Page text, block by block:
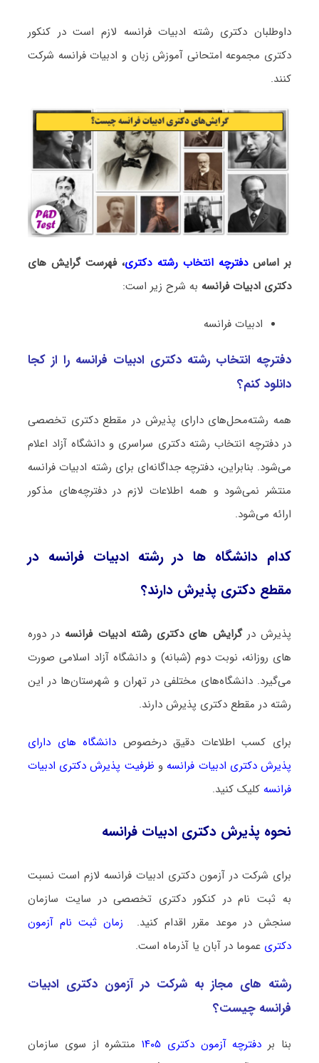
داوطلبان دکتری رشته ادبیات فراﻧﺴﻪ لازم است در کنکور
دکتری مجموعه امتحانی آﻣﻮزش زﺑﺎن و ادبیات ﻓﺮاﻧﺴﻪ شرکت
کنند.
بر اساسدفترچه انتخاب رشته دکتری، فهرست گرایش های
دکتری ادبیات فراﻧﺴﻪ به شرح زیر است:
ادبیات فراﻧﺴﻪ
دفترچه انتخاب رشته دکتری ادبیات فراﻧﺴﻪ را از کجا
دانلود کنم؟
همه رشته‌محل‌های دارای پذیرش در مقطع دکتری تخصصی
در دفترچه انتخاب رشته دکتری سراسری و دانشگاه آزاد اعلام
می‌شود. بنابراین، دفترچه جداگانه‌ای برای رشته ادبیات فراﻧﺴﻪ
منتشر نمی‌شود و همه اطلاعات لازم در دفترچه‌های مذکور
ارائه می‌شود.
کدام دانشگاه ها در رشته ادبیات فراﻧﺴﻪ در
مقطع دکتری پذیرش دارند؟
پذیرش درگرایش های دکتری رشته ادبیات فراﻧﺴﻪ در دوره
های روزانه، نوبت دوم (شبانه) و دانشگاه آزاد اسلامی صورت
می‌گیرد. دانشگاه‌های مختلفی در تهران و شهرستان‌ها در این
رشته در مقطع دکتری پذیرش دارند.
برای کسب اطلاعات دقیق درخصوص دانشگاه های دارای
پذیرش دکتری ادبیات فراﻧﺴﻪو ظرفیت پذیرش دکتری ادبیات
فراﻧﺴﻪکلیک کنید.
نحوه پذیرش دکتری ادبیات فراﻧﺴﻪ
برای شرکت در آزمون دکتری ادبیات فراﻧﺴﻪ لازم است نسبت
به ثبت نام در کنکور دکتری تخصصی در سایت سازمان
سنجش در موعد مقرر اقدام کنید.
زمان ثبت نام آزمون
دکتری عموما در آبان یا آذرماه است.
رشته­ های مجاز به شرکت در آزمون دکتری ادبیات
فراﻧﺴﻪ چیست؟
بنا بر دفترچه آزمون دکتری ۱۴۰۵
منتشره از سوی سازمان